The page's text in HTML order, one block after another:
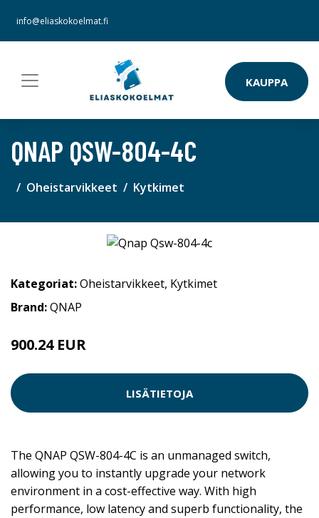
info@eliaskokoelmat.fi
KAUPPA
QNAP QSW-804-4C
Oheistarvikkeet Kytkimet
Kategoriat:Oheistarvikkeet, Kytkimet
Brand:QNAP
900.24 EUR
LISÄTIETOJA
The QNAP QSW-804-4C is an unmanaged switch,
allowing you to instantly upgrade your network
environment in a cost-effective way. With high
performance, low latency and superb functionality, the